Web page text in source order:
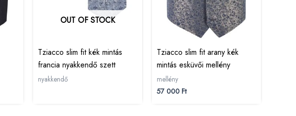
OUT OF STOCK
Tziacco slim fit kék mintás
francia nyakkendő szett
nyakkendő
Tziacco slim fit arany kék
mintás esküvői mellény
mellény
57 000 Ft